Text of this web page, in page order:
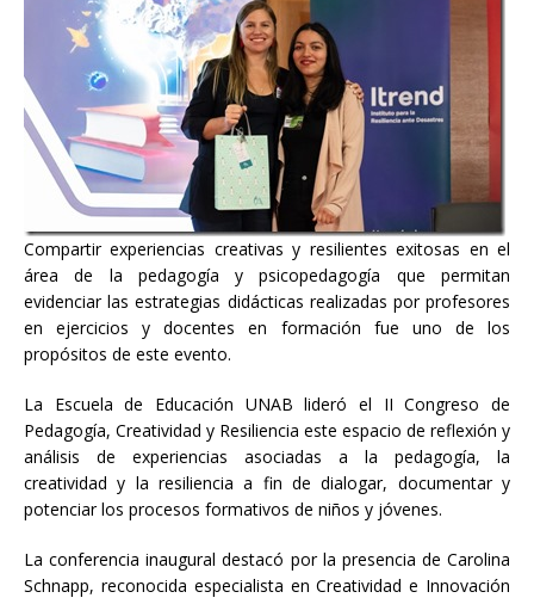
Compartir experiencias creativas y resilientes exitosas en el
área de la pedagogía y psicopedagogía que permitan
evidenciar las estrategias didácticas realizadas por profesores
en ejercicios y docentes en formación fue uno de los
propósitos de este evento.
La Escuela de Educación UNAB lideró el II Congreso de
Pedagogía, Creatividad y Resiliencia este espacio de reflexión y
análisis de experiencias asociadas a la pedagogía, la
creatividad y la resiliencia a fin de dialogar, documentar y
potenciar los procesos formativos de niños y jóvenes.
La conferencia inaugural destacó por la presencia de Carolina
Schnapp, reconocida especialista en Creatividad e Innovación